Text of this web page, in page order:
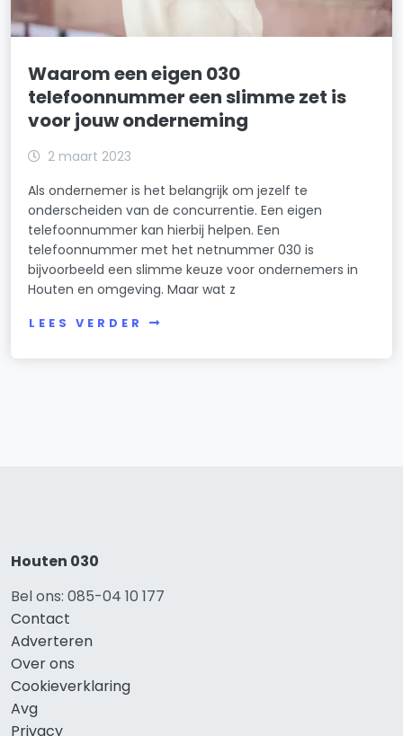
Waarom een eigen 030
telefoonnummer een slimme zet is
voor jouw onderneming
2 maart 2023
Als ondernemer is het belangrijk om jezelf te
onderscheiden van de concurrentie. Een eigen
telefoonnummer kan hierbij helpen. Een
telefoonnummer met het netnummer 030 is
bijvoorbeeld een slimme keuze voor ondernemers in
Houten en omgeving. Maar wat z
LEES VERDER
Houten 030
Bel ons: 085-04 10 177
Contact
Adverteren
Over ons
Cookieverklaring
Avg
Privacy